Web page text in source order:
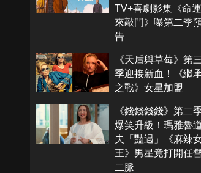
TV+喜劇影集《命運
來敲門》曝第二季
告
《天后與草莓》第
季迎接新血！《繼
之戰》女星加盟
《錢錢錢錢》第二
爆笑升級！瑪雅魯
夫「豔遇」《麻辣
王》男星竟打開任
二脈